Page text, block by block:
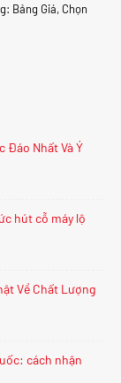
Bảng Giá, Chọn
Đáo Nhất Và Ý
hút cỗ máy lộ
Về Chất Lượng
cách nhận